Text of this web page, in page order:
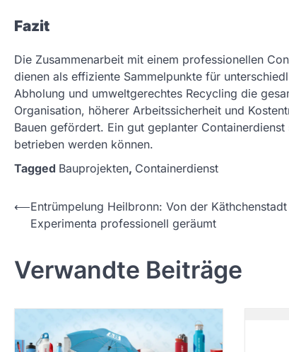
Fazit
Die Zusammenarbeit mit einem professionellen
dienen als effiziente Sammelpunkte für
Abholung und umweltgerechtes Recycling die
Organisation, höherer Arbeitssicherheit und
Bauen gefördert. Ein gut geplanter
betrieben werden können.
Tagged Bauprojekten, Containerdienst
P
t
v
⟵Entrümpelung Heilbronn: Von der
Experimenta professionell geräumt
Verwandte Beiträge